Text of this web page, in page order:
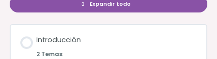
Expandir todo
Lecciones
Introducción
2 Temas